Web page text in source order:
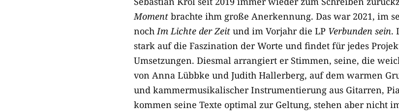
Moment brachte ihm große Anerkennung. Das war 2021, im
nochIm Lichte der Zeit und im Vorjahr die LP Verbunden sein.
stark auf die Faszination der Worte und findet für jedes
Umsetzungen. Diesmal arrangiert er Stimmen, seine, die
von Anna Lübbke und Judith Hallerberg, auf dem warmen
und kammermusikalischer Instrumentierung aus Gitarren,
kommen seine Texte optimal zur Geltung, stehen aber nicht